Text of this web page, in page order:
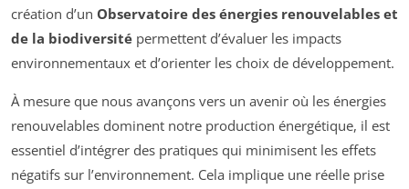
création d’un Observatoire des énergies renouvelables et
de la biodiversité permettent d’évaluer les impacts
environnementaux et d’orienter les choix de développement.
À mesure que nous avançons vers un avenir où les énergies
renouvelables dominent notre production énergétique, il est
essentiel d’intégrer des pratiques qui minimisent les effets
négatifs sur l’environnement. Cela implique une réelle prise